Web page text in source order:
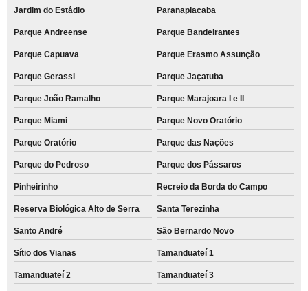
Jardim do Estádio Paranapiacaba
Parque Andreense Parque Bandeirantes
Parque Capuava Parque Erasmo Assunção
Parque Gerassi Parque Jaçatuba
Parque João Ramalho Parque Marajoara I e II
Parque Miami Parque Novo Oratório
Parque Oratório Parque das Nações
Parque do Pedroso Parque dos Pássaros
Pinheirinho Recreio da Borda do Campo
Reserva Biológica Alto de Serra Santa Terezinha
Santo André São Bernardo Novo
Sítio dos Vianas Tamanduateí 1
Tamanduateí 2 Tamanduateí 3